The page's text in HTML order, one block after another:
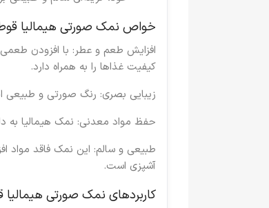
خواص نمک صورتی هیمالیا قوطی
افزایش طعم و عطر: با افزودن
کیفیت غذاها را به همراه دارد.
زیبایی بصری: رنگ صورتی و طبیعی
حفظ مواد معدنی: نمک هیمالیا
طبیعی و سالم: این نمک فاقد مواد
آشپزی است.
کاربردهای نمک صورتی هیمالیا قوطی